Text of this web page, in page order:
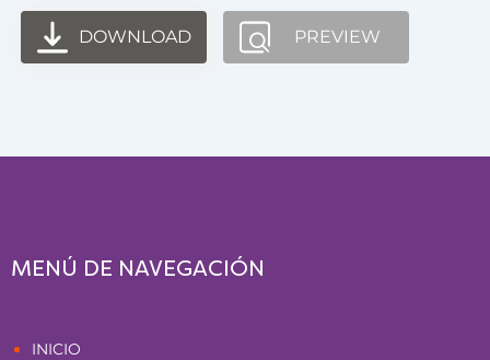
DOWNLOAD PREVIEW
MENÚ DE NAVEGACIÓN
INICIO